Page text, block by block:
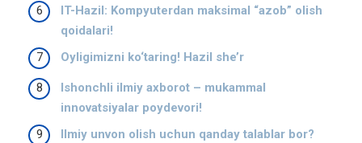
IT-Hazil: Kompyuterdan maksimal “azob” olish
qoidalari!
Oyligimizni ko‘taring! Hazil she’r
Ishonchli ilmiy axborot – mukammal
innovatsiyalar poydevori!
Ilmiy unvon olish uchun qanday talablar bor?